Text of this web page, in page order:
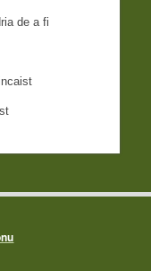
de a fi